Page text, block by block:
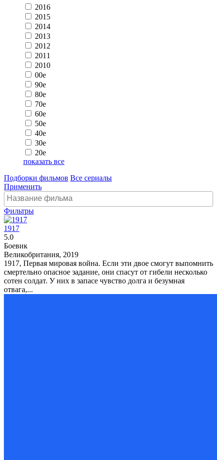
2016
2015
2014
2013
2012
2011
2010
00e
90e
80e
70e
60e
50e
40e
30e
20e
показать все
Подборки фильмов Все сериалы
Применить
Фильтры
1917
5.0
Боевик
Великобритания, 2019
1917, Первая мировая война. Если эти двое смогут выпомнить
смертельно опасное задание, они спасут от гибели несколько
сотен солдат. У них в запасе чувство долга и безумная
отвага,...